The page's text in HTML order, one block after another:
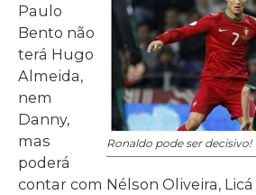
Ronaldo pode ser decisivo!
Paulo
Bento não
terá Hugo
Almeida,
nem
Danny,
mas
poderá
contar com Nélson Oliveira,